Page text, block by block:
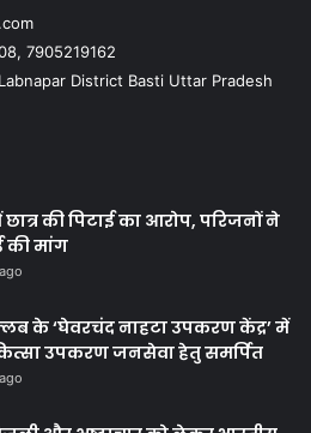
7905219162
District Basti Uttar Pradesh
की पिटाई का आरोप, परिजनों ने
की मांग
के ‘घेवरचंद नाहटा उपकरण केंद्र’ में
उपकरण जनसेवा हेतु समर्पित